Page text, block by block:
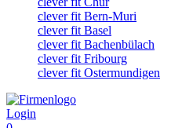
clever fit Bern-Muri
clever fit Basel
clever fit Bachenbülach
clever fit Fribourg
clever fit Ostermundigen
Login